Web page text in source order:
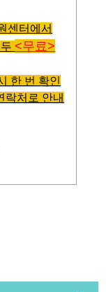
센터에서
<무료>
한 번 확인
락처로 안내